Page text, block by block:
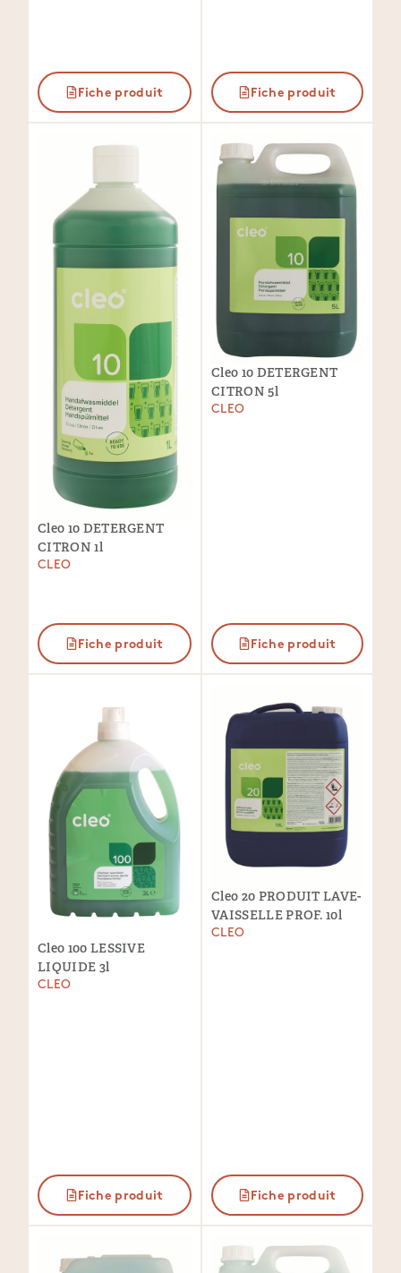
Fiche produit Fiche produit
Cleo 10 DETERGENT
CITRON 1l
CLEO
Fiche produit
Cleo 10 DETERGENT
CITRON 5l
CLEO
Fiche produit
Cleo 100 LESSIVE
LIQUIDE 3l
CLEO
Fiche produit
Cleo 20 PRODUIT LAVE-
VAISSELLE PROF. 10l
CLEO
Fiche produit